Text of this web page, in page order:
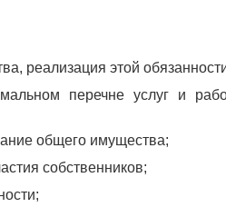
реализация этой
перечне услуг и
общего имущества;
собственников;